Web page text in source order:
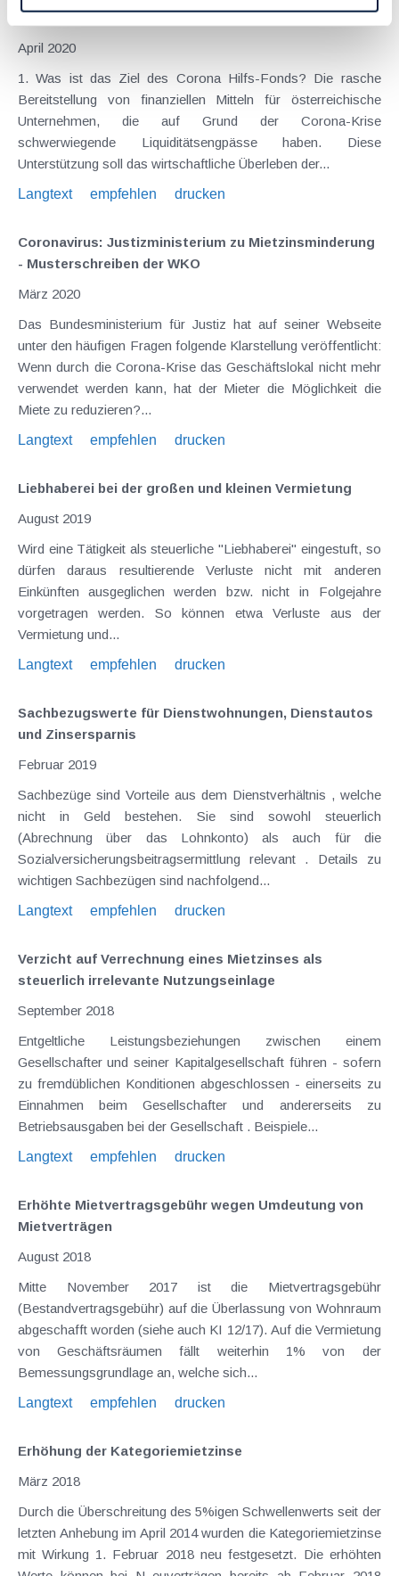
Garantien ab heute (08.04.) möglich
April 2020
1. Was ist das Ziel des Corona Hilfs-Fonds? Die rasche
Bereitstellung von finanziellen Mitteln für österreichische
Unternehmen, die auf Grund der Corona-Krise
schwerwiegende Liquiditätsengpässe haben. Diese
Unterstützung soll das wirtschaftliche Überleben der...
Langtext
empfehlen drucken
Coronavirus: Justizministerium zu Mietzinsminderung
- Musterschreiben der WKO
März 2020
Das Bundesministerium für Justiz hat auf seiner Webseite
unter den häufigen Fragen folgende Klarstellung veröffentlicht:
Wenn durch die Corona-Krise das Geschäftslokal nicht mehr
verwendet werden kann, hat der Mieter die Möglichkeit die
Miete zu reduzieren?...
Langtext
empfehlen drucken
Liebhaberei bei der großen und kleinen Vermietung
August 2019
Wird eine Tätigkeit als steuerliche "Liebhaberei" eingestuft, so
dürfen daraus resultierende Verluste nicht mit anderen
Einkünften ausgeglichen werden bzw. nicht in Folgejahre
vorgetragen werden. So können etwa Verluste aus der
Vermietung und...
Langtext
empfehlen drucken
Sachbezugswerte für Dienstwohnungen, Dienstautos
und Zinsersparnis
Februar 2019
Sachbezüge sind Vorteile aus dem Dienstverhältnis , welche
nicht in Geld bestehen. Sie sind sowohl steuerlich
(Abrechnung über das Lohnkonto) als auch für die
Sozialversicherungsbeitragsermittlung relevant . Details zu
wichtigen Sachbezügen sind nachfolgend...
Langtext
empfehlen drucken
Verzicht auf Verrechnung eines Mietzinses als
steuerlich irrelevante Nutzungseinlage
September 2018
Entgeltliche Leistungsbeziehungen zwischen einem
Gesellschafter und seiner Kapitalgesellschaft führen - sofern
zu fremdüblichen Konditionen abgeschlossen - einerseits zu
Einnahmen beim Gesellschafter und andererseits zu
Betriebsausgaben bei der Gesellschaft . Beispiele...
Langtext
empfehlen drucken
Erhöhte Mietvertragsgebühr wegen Umdeutung von
Mietverträgen
August 2018
Mitte November 2017 ist die Mietvertragsgebühr
(Bestandvertragsgebühr) auf die Überlassung von Wohnraum
abgeschafft worden (siehe auch KI 12/17). Auf die Vermietung
von Geschäftsräumen fällt weiterhin 1% von der
Bemessungsgrundlage an, welche sich...
Langtext
empfehlen drucken
Erhöhung der Kategoriemietzinse
März 2018
Durch die Überschreitung des 5%igen Schwellenwerts seit der
letzten Anhebung im April 2014 wurden die Kategoriemietzinse
mit Wirkung 1. Februar 2018 neu festgesetzt. Die erhöhten